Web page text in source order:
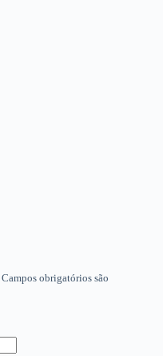
Campos obrigatórios são